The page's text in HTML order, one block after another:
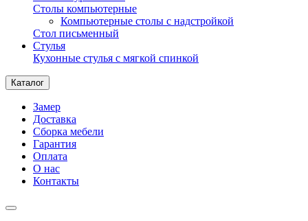
Столы компьютерные
Компьютерные столы с надстройкой
Стол письменный
Стулья
Кухонные стулья с мягкой спинкой
Каталог
Замер
Доставка
Сборка мебели
Гарантия
Оплата
О нас
Контакты